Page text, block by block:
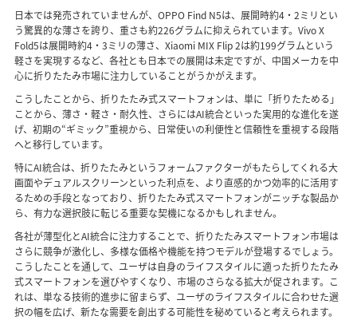
日本では発売されていませんが、OPPO Find N5は、展開時約4・2ミリとい
う驚異的な薄さを誇り、重さも約226グラムに抑えられています。Vivo X
Fold5は展開時約4・3ミリの薄さ、Xiaomi MIX Flip 2は約199グラムという
軽さを実現するなど、各社とも日本での展開は未定ですが、中国メーカを中
心に折りたたみ市場に注力していることがうかがえます。
こうしたことから、折りたたみ式スマートフォンは、単に「折りたためる」
ことから、薄さ・軽さ・耐久性、さらにはAI統合といった実用的な進化を遂
げ、初期の“ギミック”重視から、日常使いの利便性と信頼性を重視する段階
へと移行しています。
特にAI統合は、折りたたみというフォームファクターがもたらしてくれる大
画面やデュアルスクリーンといった利点を、より直感的かつ効率的に活用す
るための手段となっており、折りたたみ式スマートフォンがニッチな製品か
ら、有力な選択肢に転じる重要な契機になるかもしれません。
各社が薄型化とAI統合に注力することで、折りたたみスマートフォン市場は
さらに競争が激化し、多様な価格や機能を持つモデルが登場するでしょう。
こうしたことを通して、ユーザは自身のライフスタイルに適った折りたたみ
式スマートフォンを選びやすくなり、市場のさらなる拡大が促されます。こ
れは、単なる技術的進歩に留まらず、ユーザのライフスタイルに合わせた選
択の幅を広げ、新たな需要を創出する可能性を秘めていると考えられます。